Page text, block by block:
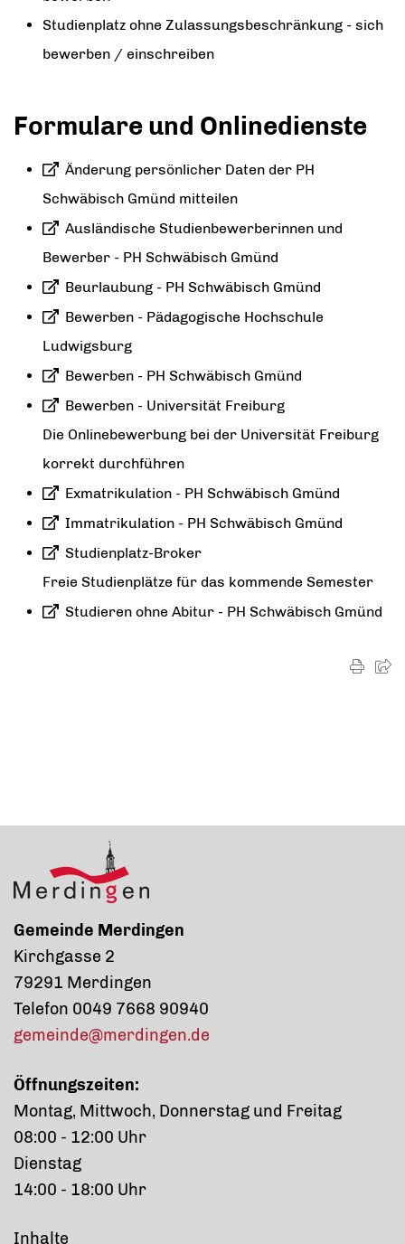
Studienplatz ohne Zulassungsbeschränkung - sich
bewerben / einschreiben
Formulare und Onlinedienste
Änderung persönlicher Daten der PH
Schwäbisch Gmünd mitteilen
Ausländische Studienbewerberinnen und
Bewerber - PH Schwäbisch Gmünd
Beurlaubung - PH Schwäbisch Gmünd
Bewerben - Pädagogische Hochschule
Ludwigsburg
Bewerben - PH Schwäbisch Gmünd
Bewerben - Universität Freiburg
Die Onlinebewerbung bei der Universität Freiburg
korrekt durchführen
Exmatrikulation - PH Schwäbisch Gmünd
Immatrikulation - PH Schwäbisch Gmünd
Studienplatz-Broker
Freie Studienplätze für das kommende Semester
Studieren ohne Abitur - PH Schwäbisch Gmünd
Gemeinde Merdingen
Kirchgasse 2
79291 Merdingen
Telefon 0049 7668 90940
gemeinde@merdingen.de
Öffnungszeiten:
Montag, Mittwoch, Donnerstag und Freitag
08:00 - 12:00 Uhr
Dienstag
14:00 - 18:00 Uhr
Inhalte